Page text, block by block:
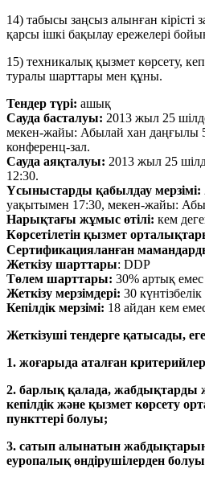
14) табысы заңсыз алынған
қарсы ішкі бақылау ережелері
15) техникалық қызмет көрсету,
туралы шарттары мен құны.
Тендер түрі: ашық
Сауда басталуы: 2013 жыл 25
мекен-жайы: Абылай хан даңғылы
конференц-зал.
Сауда аяқталуы: 2013 жыл 25
12:30.
Үсыныстарды қабылдау мерзімі:
уақытымен 17:30, мекен-жайы:
Нарықтағы жұмыс өтілі: кем
Көрсетілетін қызмет
Сертификацияланған
Жеткізу шарттары: DDP
Төлем шарттары: 30% артық емес
Жеткізу мерзімдері: 30
Кепілдік мерзімі: 18 айдан кем
Жеткізуші тендерге қатысады,
1. жоғарыда аталған
2. барлық қалада, жабдықтарды
кепілдік және қызмет көрсету
пункттері болуы;
3. сатып алынатын
еуропалық өндірушілерден